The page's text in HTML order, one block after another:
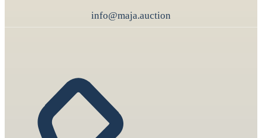
info@maja.auction